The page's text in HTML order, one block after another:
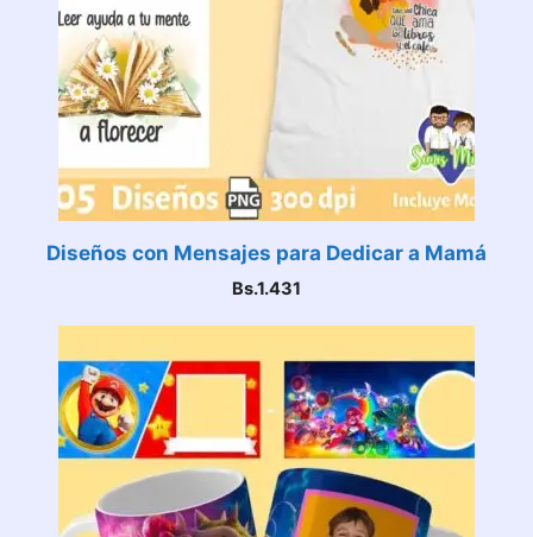
Diseños con Mensajes para Dedicar a Mamá
Bs.1.431